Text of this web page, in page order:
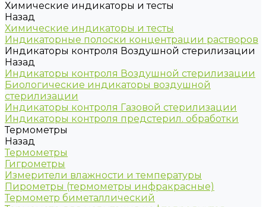
Химические индикаторы и тесты
Назад
Химические индикаторы и тесты
Индикаторные полоски концентрации растворов
Индикаторы контроля Воздушной стерилизации
Назад
Индикаторы контроля Воздушной стерилизации
Биологические индикаторы воздушной
стерилизации
Индикаторы контроля Газовой стерилизации
Индикаторы контроля предстерил. обработки
Термометры
Назад
Термометры
Гигрометры
Измерители влажности и температуры
Пирометры (термометры инфракрасные)
Термометр биметаллический